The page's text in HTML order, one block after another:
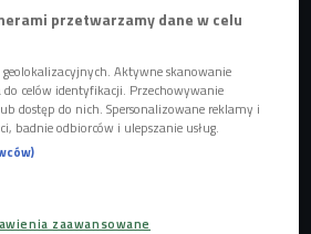
które odbyły się w Tokio w
zadebiutowała jako dyscyplina
tych, które MKOl zdecydował się
celu przyciągnięcia do zawodów
w rywalizacji pań stała pod
w momencie odbierania
przetwarzamy dane w celu
Aktywne skanowanie
celów identyfikacji. Przechowywanie
dostęp do nich. Spersonalizowane reklamy i
badnie odbiorców i ulepszanie usług.
zaawansowane